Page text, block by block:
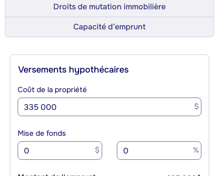
Droits de mutation immobilière
Capacité d’emprunt
Versements hypothécaires
Coût de la propriété
$
Mise de fonds
$ %